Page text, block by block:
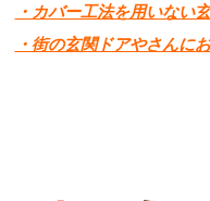
・カバー工法を用いない
・街の玄関ドアやさんに